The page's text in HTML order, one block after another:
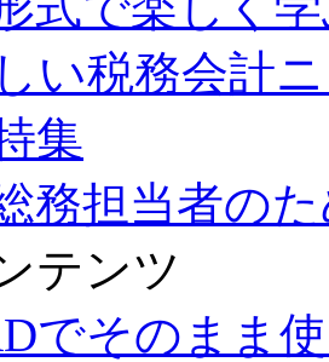
い税務会計
集
務担当者の
テンツ
でそのまま